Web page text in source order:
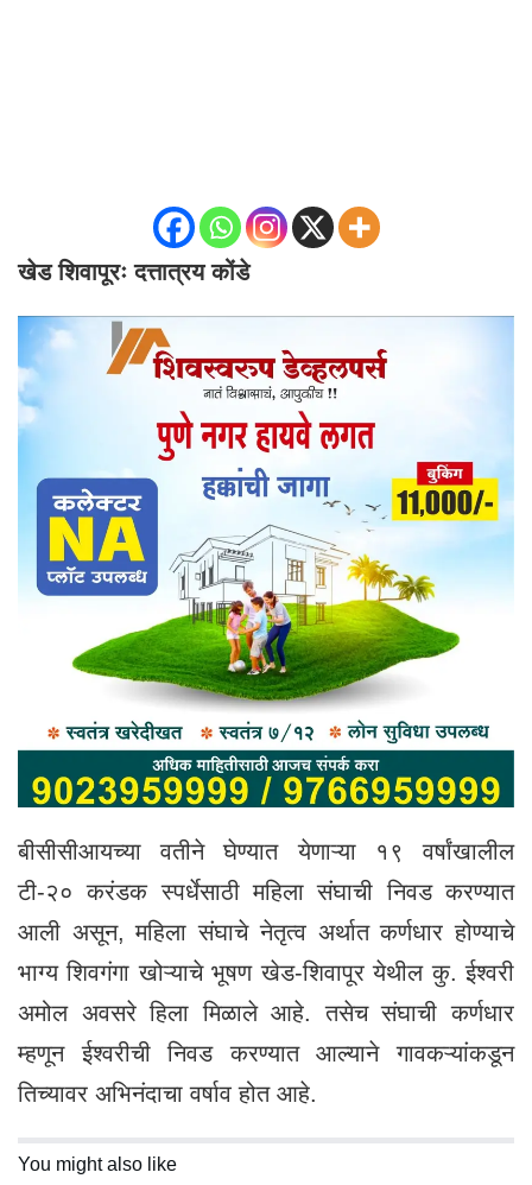
खेड शिवापूरः दत्तात्रय कोंडे
बीसीसीआयच्या वतीने घेण्यात येणाऱ्या १९ वर्षांखालील
टी-२० करंडक स्पर्धेसाठी महिला संघाची निवड करण्यात
आली असून, महिला संघाचे नेतृत्व अर्थात कर्णधार होण्याचे
भाग्य शिवगंगा खोऱ्याचे भूषण खेड-शिवापूर येथील कु. ईश्वरी
अमोल अवसरे हिला मिळाले आहे. तसेच संघाची कर्णधार
म्हणून ईश्वरीची निवड करण्यात आल्याने गावकऱ्यांकडून
तिच्यावर अभिनंदाचा वर्षाव होत आहे.
You might also like